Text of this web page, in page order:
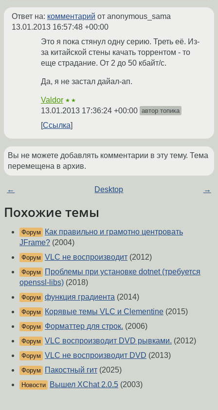
Ответ на: комментарий от anonymous_sama
13.01.2013 16:57:48 +00:00
Это я пока стянул одну серию. Треть её. Из-
за китайской стены качать торрентом - то
еще страдание. От 2 до 50 кбайт/с.
Да, я не застал дайал-ап.
Valdor ★★
13.01.2013 17:36:24 +00:00 автор топика
Ссылка
Вы не можете добавлять комментарии в эту тему. Тема
перемещена в архив.
← Desktop →
Похожие темы
Форум
Как правильно и грамотно центровать
JFrame? (2004)
Форум VLC не воспроизводит (2012)
Форум
Проблемы при установке dotnet (требуется
openssl-libs) (2018)
Форум функция градиента (2014)
Форум Корявые темы VLC и Clementine (2015)
Форум Форматтер для строк. (2006)
Форум VLC воспроизводит DVD рывками. (2012)
Форум VLC не воспроизводит DVD (2013)
Форум Пакостный гит (2025)
Новости Вышел XChat 2.0.5 (2003)